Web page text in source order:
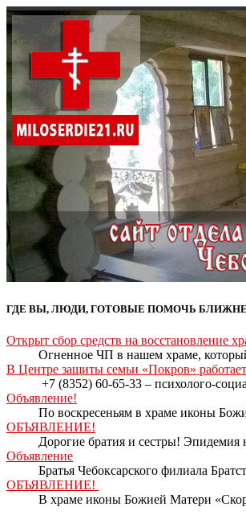
ГДЕ ВЫ, ЛЮДИ, ГОТОВЫЕ ПОМОЧЬ
Открыт сбор средств на восстановление
Огненное ЧП в нашем храме,
В Центре защиты семьи «Покров»
+7 (8352) 60-65-33 – психолого-
Объявление!
По воскресеньям в храме иконы
ОБЪЯВЛЕНИЕ!
Дорогие братия и сестры!
Объявление
Братья Чебоксарского филиала
ОБЪЯВЛЕНИЕ!
В храме иконы Божией Матери